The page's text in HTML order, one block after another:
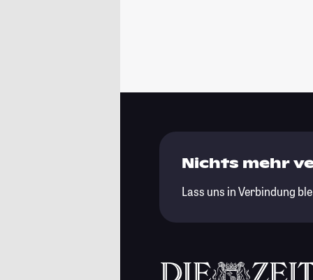
Nichts mehr
Lass uns in Verbindung